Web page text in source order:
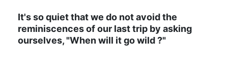
It's so quiet that we do not avoid the
reminiscences of our last trip by asking
ourselves, "When will it go wild ?"